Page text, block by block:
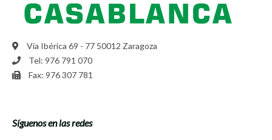
Vía Ibérica 69 - 77 50012 Zaragoza
Tel: 976 791 070
Fax: 976 307 781
Síguenos en las redes